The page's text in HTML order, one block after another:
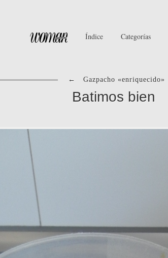
Índice Categorías
← Gazpacho «enriquecido»
Batimos bien